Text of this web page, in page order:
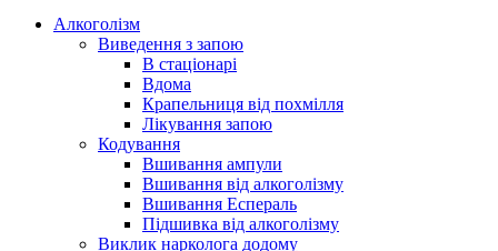
Алкоголізм
Виведення з запою
В стаціонарі
Вдома
Крапельниця від похмілля
Лікування запою
Кодування
Вшивання ампули
Вшивання від алкоголізму
Вшивання Еспераль
Підшивка від алкоголізму
Виклик нарколога додому